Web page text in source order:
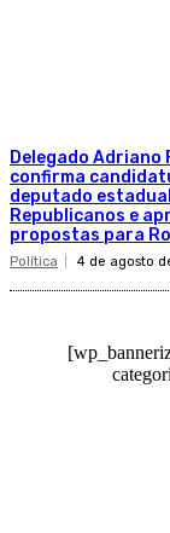
Delegado Adriano
confirma
deputado
Republicanos e
propostas para
Política 4 de agosto